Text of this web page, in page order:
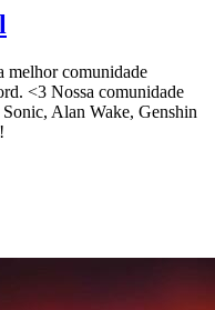
comunidade
<3 Nossa comunidade
Alan Wake, Genshin